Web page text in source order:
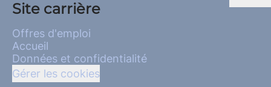
Site carrière
Offres d'emploi
Accueil
Données et confidentialité
Gérer les cookies